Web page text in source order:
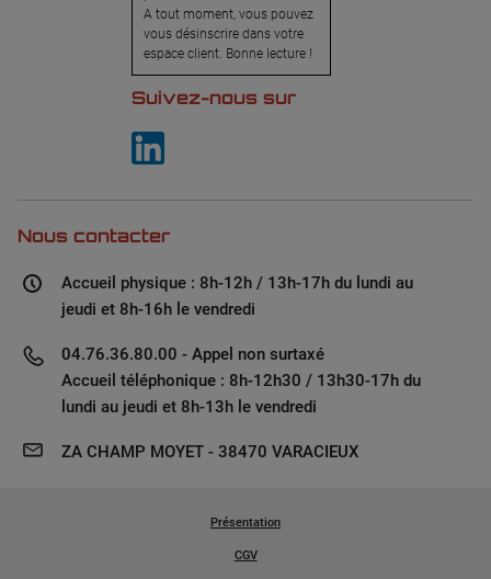
A tout moment, vous pouvez
vous désinscrire dans votre
espace client. Bonne lecture !
Suivez-nous sur
Nous contacter
Accueil physique : 8h-12h / 13h-17h du lundi au
jeudi et 8h-16h le vendredi
04.76.36.80.00 - Appel non surtaxé
Accueil téléphonique : 8h-12h30 / 13h30-17h du
lundi au jeudi et 8h-13h le vendredi
ZA CHAMP MOYET - 38470 VARACIEUX
Présentation
CGV